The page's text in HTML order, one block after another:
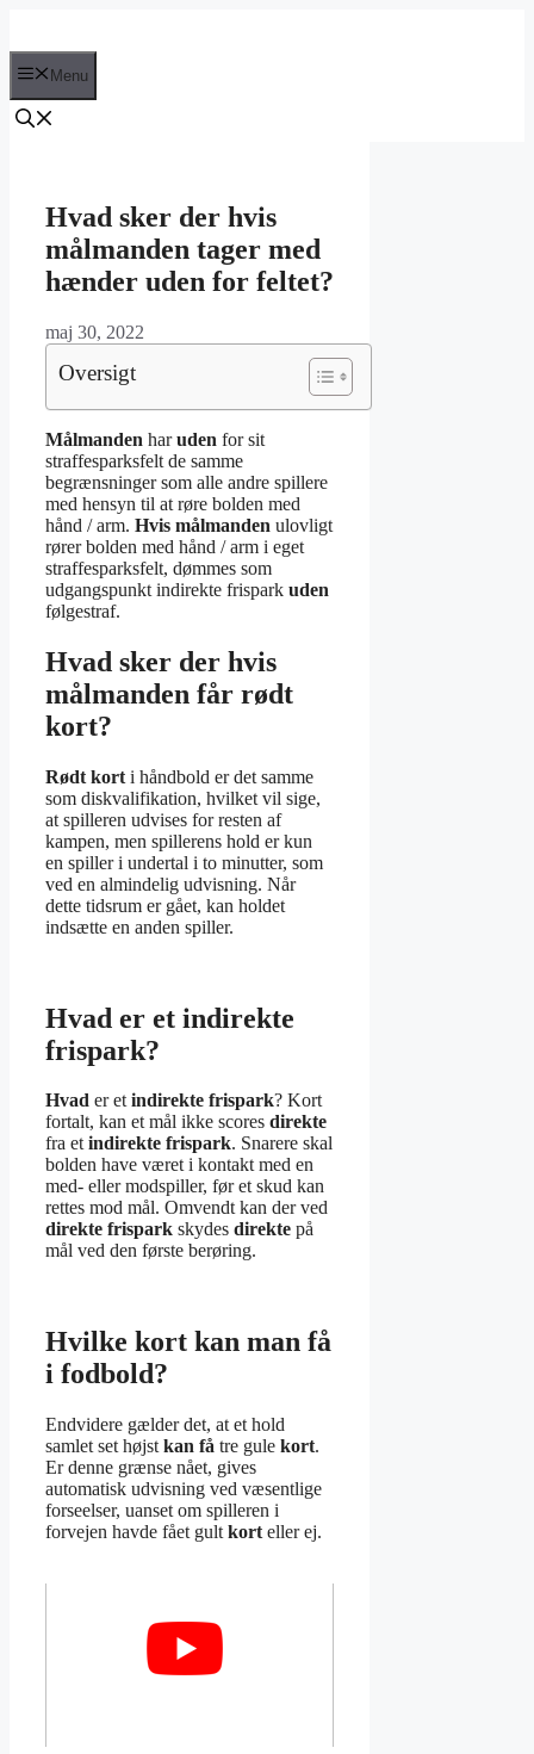
Menu
Hvad sker der hvis
målmanden tager med
hænder uden for feltet?
maj 30, 2022
Oversigt
Målmanden haruden for sit
straffesparksfelt de samme
begrænsninger som alle andre spillere
med hensyn til at røre bolden med
hånd / arm. Hvis målmanden ulovligt
rører bolden med hånd / arm i eget
straffesparksfelt, dømmes som
udgangspunkt indirekte frispark uden
følgestraf.
Hvad sker der hvis
målmanden får rødt
kort?
Rødt kort i håndbold er det samme
som diskvalifikation, hvilket vil sige,
at spilleren udvises for resten af
kampen, men spillerens hold er kun
en spiller i undertal i to minutter, som
ved en almindelig udvisning. Når
dette tidsrum er gået, kan holdet
indsætte en anden spiller.
Hvad er et indirekte
frispark?
Hvad er etindirekte frispark? Kort
fortalt, kan et mål ikke scores direkte
fra etindirekte frispark. Snarere skal
bolden have været i kontakt med en
med- eller modspiller, før et skud kan
rettes mod mål. Omvendt kan der ved
direkte frispark skydes direkte på
mål ved den første berøring.
Hvilke kort kan man få
i fodbold?
Endvidere gælder det, at et hold
samlet set højst kan få tre gule kort.
Er denne grænse nået, gives
automatisk udvisning ved væsentlige
forseelser, uanset om spilleren i
forvejen havde fået gult kort eller ej.